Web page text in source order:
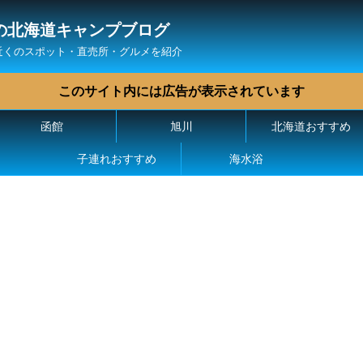
北海道キャンプブログ
のスポット・直売所・グルメを紹介
このサイト内には広告が表示されています
函館 旭川 北海道おすすめ
子連れおすすめ 海水浴